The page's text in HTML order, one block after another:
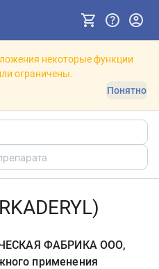
некоторые функции
ограничены.
Понятно
ФАБРИКА ООО,
применения